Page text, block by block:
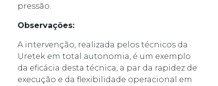
pressão.
Observações:
A intervenção, realizada pelos técnicos da
Uretek em total autonomia, é um exemplo
da eficácia desta técnica, a par da rapidez de
execução e da flexibilidade operacional em